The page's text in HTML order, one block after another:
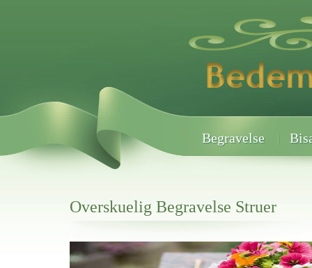
Begravelse
Overskuelig Begravelse Struer
Her hos os får du altid en god afslutning når det gælder
Overskuelig Begravelse Struer